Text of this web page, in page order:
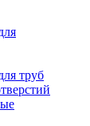
труб